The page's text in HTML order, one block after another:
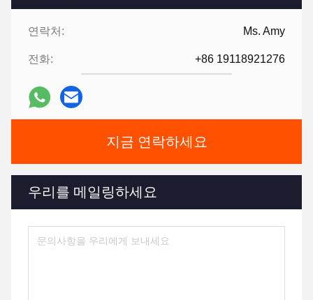
연락처: Ms. Amy
전화: +86 19118921276
지금 연락하세요
우리를 메일링하세요